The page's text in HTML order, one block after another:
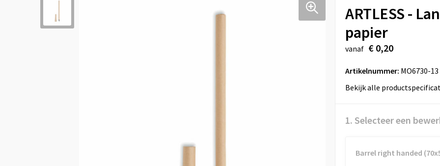
ARTLESS -
papier
vanaf € 0,20
Artikelnummer: MO6730-13
Bekijk alle
1. Selecteer een
Barrel right handed